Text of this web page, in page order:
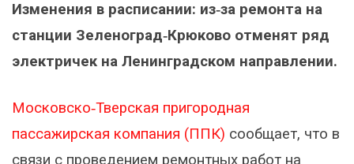
Изменения в расписании: из‑за ремонта на
станции Зеленоград‑Крюково отменят ряд
электричек на Ленинградском направлении.
Московско‑Тверская пригородная
пассажирская компания (ППК) сообщает, что в
связи с проведением ремонтных работ на